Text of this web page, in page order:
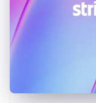
English